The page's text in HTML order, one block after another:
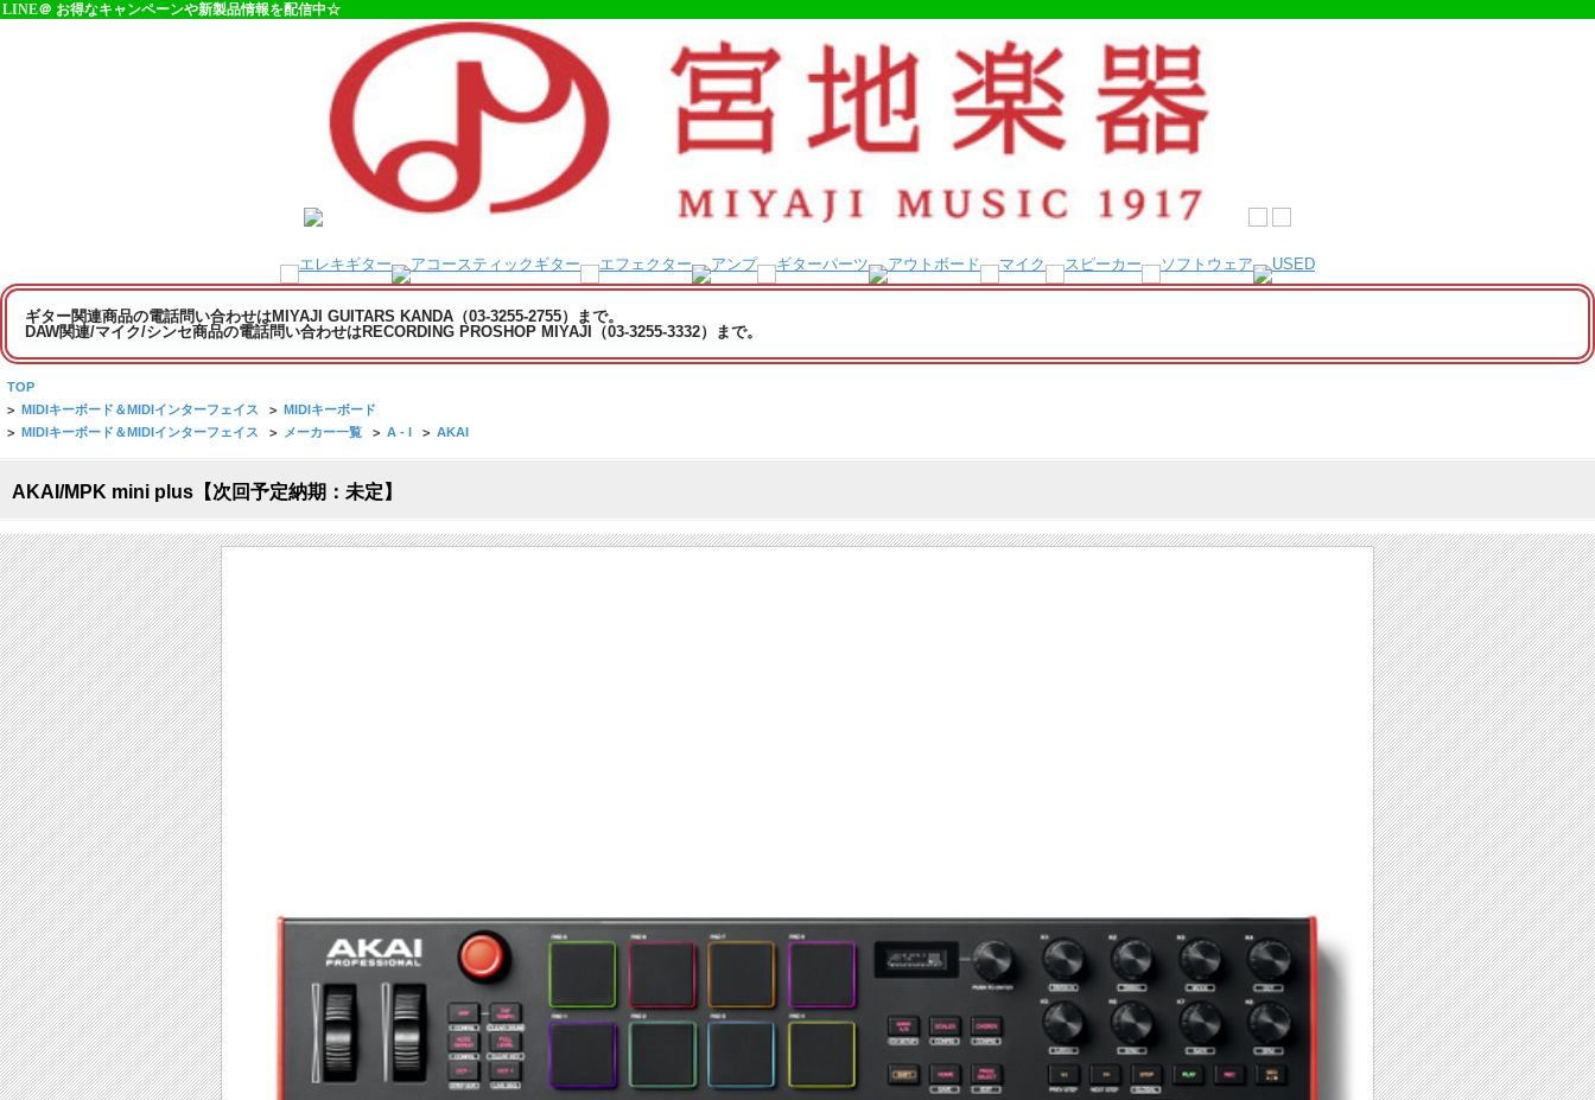
LINE＠ お得なキャンペーンや新製品情報を配信中☆
ギター関連商品の電話問い合わせはMIYAJI GUITARS KANDA（03-3255-2755）まで。
DAW関連/マイク/シンセ商品の電話問い合わせはRECORDING PROSHOP MIYAJI（03-3255-3332）まで。
TOP
> MIDIキーボード＆MIDIインターフェイス > MIDIキーボード
> MIDIキーボード＆MIDIインターフェイス > メーカー一覧 > A - I > AKAI
AKAI/MPK mini plus【次回予定納期：未定】